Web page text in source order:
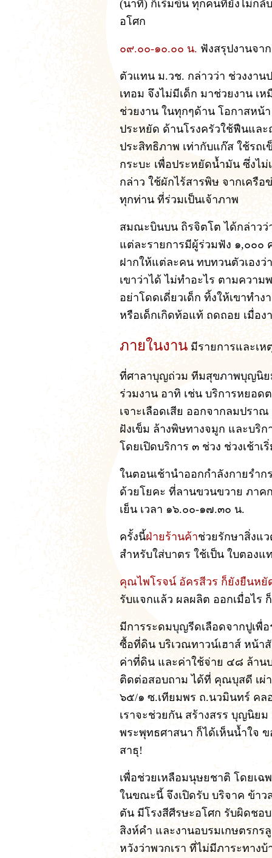
(นาที) ก็เริ่มขึ้น ทุกคนที่ยังไม่กลั
อโศก
๐๙.๐๐-๑๐.๐๐ น. ฟังสรุปงานจา
ตัวแทน ม.วช. กล่าวว่า ช่วงงาน
เทอม จึงไม่มีเด็ก มาช่วยงาน
ช่วยงาน ในทุกๆด้าน โอกาสหน้
ประหยัด ด้านโรงครัวใช้ฟืนแล
ประสิทธิภาพ เท่ากับแก๊ส ใช้รถ
กระบะ เพื่อประหยัดน้ำมัน ซึ่งไ
กล่าว ใช้ผักไร้สารพิษ จากเครื
ทุกท่าน ที่ร่วมเป็นเจ้าภาพ
สมณะบินบน ถิรจิตโต ได้กล่าว
แต่ละรายการมีผู้ร่วมฟัง ๑,๐๐๐
ฝากให้แต่ละคน ทบทวนตัวเองว่
เขาว่าได้ ไม่ทำอะไร ตามควา
อย่าโดดเดี่ยวเด็ก ทิ้งให้เขาทำ
หรือเด็กเกิดท้อแท้ ถดถอย เมื่อ
ภายในงาน มีรายการและเ
ที่ศาลาบุญถ่วม ทีมสุขภาพบุญนิย
ร่วมงาน อาทิ เช่น บริการหยอ
เจาะเลือดเสีย ออกจากลมปรา
ฝังเข็ม ล้างพิษทางจมูก และบริ
โดยเปิดบริการ ๓ ช่วง ช่วงเช้า
ในตอนเช้านำออกกำลังกายรำ
ด้วยโยคะ ที่ลานขวนขวาย ภาค
เย็น เวลา ๑๖.๐๐-๑๗.๓๐ น.
ครั้งนี้ฝ่ายร้านค้าช่วยรักษาสิ่งแ
สำหรับใส่บาตร ใช้เป็น ใบตอง
คุณไพโรจน์ อัครสีวร ก็ยังยืนห
รับแจกแล้ว ผลผลิต ออกเมื่อไร
มีการระดมบุญรีดเลือดจากปูเพื่
ซื้อที่ดิน บริเวณทาวน์เฮาส์ หน้า
ค่าที่ดิน และค่าใช้จ่าย ๔๘ ล้าน
ติดต่อสอบถาม ได้ที่ คุณบุสดี เผ่
๖๕/๑ ซ.เทียมพร ถ.นวมินทร์ ค
เราจะช่วยกัน สร้างสรร บุญนิ
พระพุทธศาสนา ก็ได้เห็นน้ำใจ
สาธุ!
เพื่อช่วยเหลือมนุษยชาติ โดยเฉ
ในขณะนี้ จึงเปิดรับ บริจาค ข้าว
ตัน มีโรงสีศีรษะอโศก รับผิดช
สิงห์คำ และงานอบรมเกษตรก
หวังว่าพวกเรา ที่ไม่มีภาระทาง